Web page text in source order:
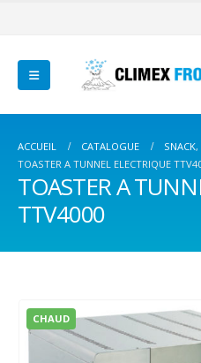
ACCUEIL CATALOGUE SNACK,
TOASTER A TUNNEL ELECTRIQUE
TOASTER A
TTV4000
CHAUD